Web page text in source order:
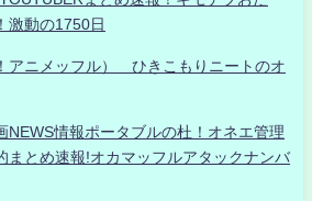
激動の1750日
アニメッフル） ひきこもりニートのオ
NEWS情報ポータブルの杜！オネエ管理
まとめ速報!オカマッフルアタックナンバ